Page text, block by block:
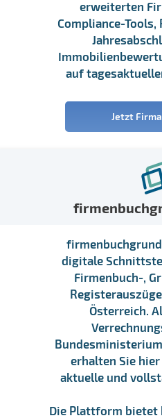
erweiterten
Compliance-Tools,
auf
Jetzt
digitale
Firmenbuch-,
Österreich.
erhalten Sie
aktuelle und
Die Plattform bietet